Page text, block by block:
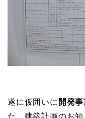
遂に仮囲いに 開発
た。建築計画のお